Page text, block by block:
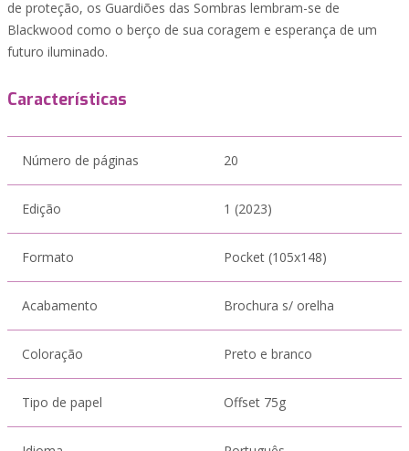
de proteção, os Guardiões das Sombras lembram-se de
Blackwood como o berço de sua coragem e esperança de um
futuro iluminado.
Características
Número de páginas 20
Edição 1 (2023)
Formato Pocket (105x148)
Acabamento Brochura s/ orelha
Coloração Preto e branco
Tipo de papel Offset 75g